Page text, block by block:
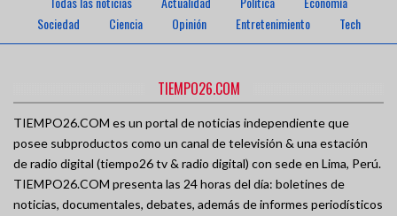
Sociedad
Ciencia Opinión Entretenimiento Tech
TIEMPO26.COM
TIEMPO26.COM es un portal de noticias independiente que
posee subproductos como un canal de televisión & una estación
de radio digital (tiempo26 tv & radio digital) con sede en Lima, Perú.
TIEMPO26.COM presenta las 24 horas del día: boletines de
noticias, documentales, debates, además de informes periodísticos